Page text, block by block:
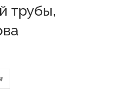
трубы,